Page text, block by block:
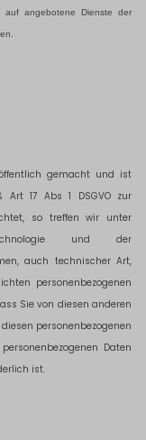
auf angebotene Dienste der
gemacht und ist
17 Abs 1 DSGVO zur
so treffen wir unter
und der
auch technischer Art,
personenbezogenen
Sie von diesen anderen
personenbezogenen
Daten
ist.